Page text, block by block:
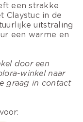
een strakke
Claystuc in de
uitstraling
een warme en
door een
winkel naar
graag in contact